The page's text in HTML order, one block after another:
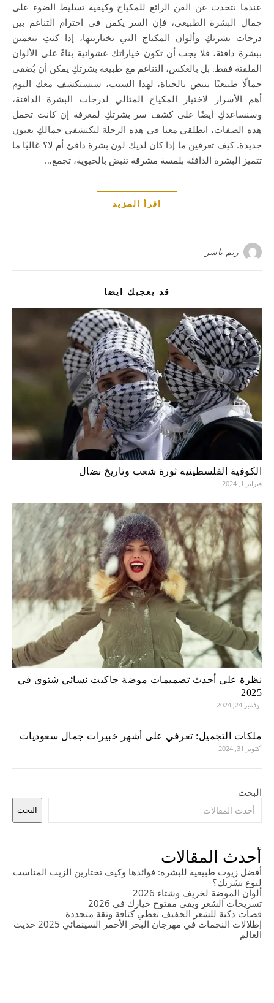
عندما نتحدث عن الفن الرائع للمكياج وكيفية تسليط الضوء على
جمال البشرة الطبيعي، فإن السر يكمن في احترام التناغم بين
درجات بشرتكِ وألوان المكياج التي تختارينها، إذا كنتِ تنعمين
ببشرة دافئة، فلا يجب أن تكون خياراتك عشوائية بناءً على الألوان
الملفتة فقط. بل بالعكس، التناغم مع طبيعة بشرتكِ يمكن أن يُضفي
جمالًا طبيعيًا ينبض بالحياة، لهذا السبب، سنستكشف معك اليوم
أهم الأسرار لاختيار المكياج المثالي لدرجات البشرة الدافئة،
وسنساعدكِ أيضًا على كشف سر بشرتكِ لمعرفة إن كانت تحمل
هذه الصفات، انطلقي معنا في هذه الرحلة لتكتشفي جمالكِ بعيون
جديدة. كيف تعرفين ما إذا كان لديك لون بشرة دافئ أم لا؟ غالبًا ما
تتميز البشرة الدافئة بلمسة مشرقة تنبض بالحيوية، تجمع…
اقرأ المزيد
ريم ياسر
قد يعجبك ايضا
الكوفية الفلسطينية ثورة شعب وتاريخ نضال
فبراير 1, 2024
نظرة على أحدث تصميمات موضة جاكيت نسائي شتوي في
2025
نوفمبر 24, 2024
ملكات التجميل: تعرفي على أشهر خبيرات جمال سعوديات
أكتوبر 31, 2024
البحث
البحث
أحدث المقالات
أفضل زيوت طبيعية للبشرة: فوائدها وكيف تختارين الزيت المناسب
لنوع بشرتك؟
ألوان الموضة لخريف وشتاء 2026
تسريحات الشعر ويفي مفتوح خيارك في 2026
قصات ذكية للشعر الخفيف تعطي كثافة وثقة متجددة
إطلالات النجمات في مهرجان البحر الأحمر السينمائي 2025 حديث
العالم